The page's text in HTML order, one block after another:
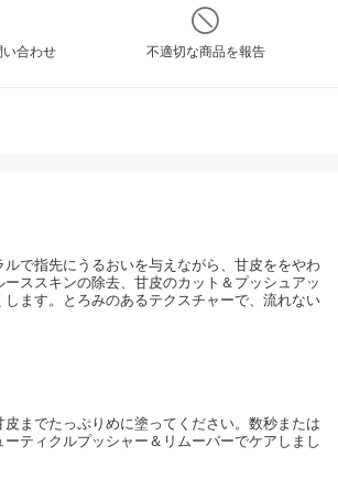
い合わせ 不適切な商品を報告
ルで指先にうるおいを与えながら、甘皮ををやわ
ーススキンの除去、甘皮のカット＆プッシュアッ
します。とろみのあるテクスチャーで、流れない
までたっぷりめに塗ってください。数秒または
ティクルプッシャー＆リムーバーでケアしまし